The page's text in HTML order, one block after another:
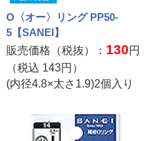
O〈オー〉リング PP50-
5【SANEI】
販売価格（税抜）： 130円
（税込 143円）
(内径4.8×太さ1.9)2個入り